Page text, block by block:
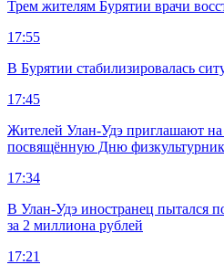
Трем жителям Бурятии врачи
17:55
В Бурятии стабилизировалась
17:45
Жителей Улан-Удэ приглашают на
посвящённую Дню
17:34
В Улан-Удэ иностранец пытался
за 2 миллиона рублей
17:21